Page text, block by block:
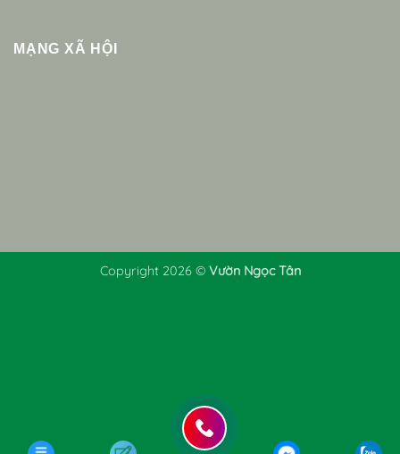
MẠNG XÃ HỘI
Copyright 2026 © Vườn Ngọc Tân